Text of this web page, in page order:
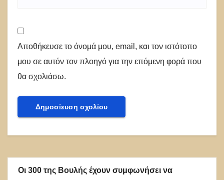
Αποθήκευσε το όνομά μου, email, και τον ιστότοπο
μου σε αυτόν τον πλοηγό για την επόμενη φορά που
θα σχολιάσω.
Οι 300 της Βουλής έχουν συμφωνήσει να